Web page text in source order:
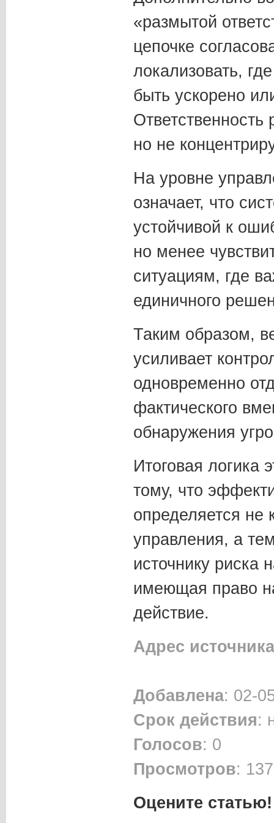
«размытой
цепочке
локализовать,
быть ускорено
Ответственность
но не
На уровне
означает, что
устойчивой к
но менее
ситуациям, где
единичного
Таким образом,
усиливает
одновременно
фактического
обнаружения
Итоговая логика
тому, что
определяется не
управления, а
источнику риска
имеющая право
действие.
Адрес источника
Добавлена: 02-
Срок действия:
Голосов: 0
Просмотров: 137
Оцените статью!